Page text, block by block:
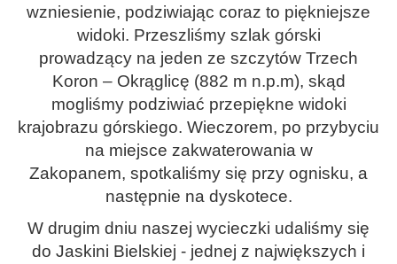
wzniesienie, podziwiając coraz to piękniejsze
widoki. Przesz liśmyszlak górski
prowadzący na jeden ze szczytów Trzech
Koron – Okrąglicę (882 m n.p.m), skąd
mogliśmypodziwiać przepiękne widoki
krajobrazu górskiego. Wieczorem, po przybyciu
na miejsce zakwaterowania w
Zakopanem, spotkaliśmy się przy ognisku, a
następnie na dyskotece.
W drugim dniu naszej wycieczki udaliśmy się
do Jaskini Bielskiej - jednej z największych i